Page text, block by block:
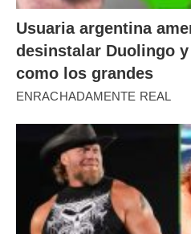
Usuaria argentina
desinstalar Duolingo
como los grandes
ENRACHADAMENTE REAL